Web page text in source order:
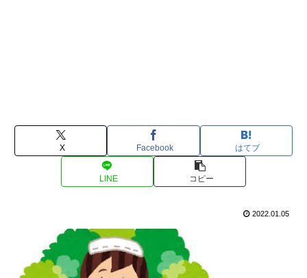
X Facebook はてブ
LINE コピー
2022.01.05